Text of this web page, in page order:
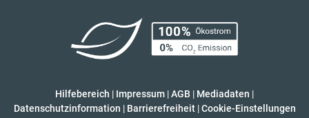
Hilfebereich | Impressum |AGB | Mediadaten |
Datenschutzinformation | Barrierefreiheit | Cookie-Einstellungen